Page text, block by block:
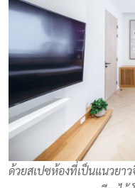
ด้วยสเปซห้องที่เป็นแนวยา